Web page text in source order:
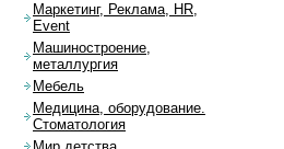
Маркетинг, Реклама, HR,
Event
Машиностроение,
металлургия
Мебель
Медицина, оборудование.
Стоматология